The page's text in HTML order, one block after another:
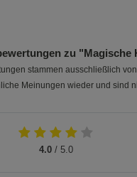
zu "Magische
stammen ausschließlich
Meinungen wieder und sind
4.0/ 5.0